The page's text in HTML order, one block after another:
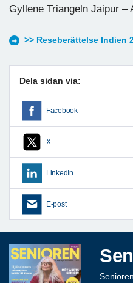
Gyllene Triangeln Jaipur –
>> Reseberättelse Indien
Dela sidan via:
Facebook
X
LinkedIn
E-post